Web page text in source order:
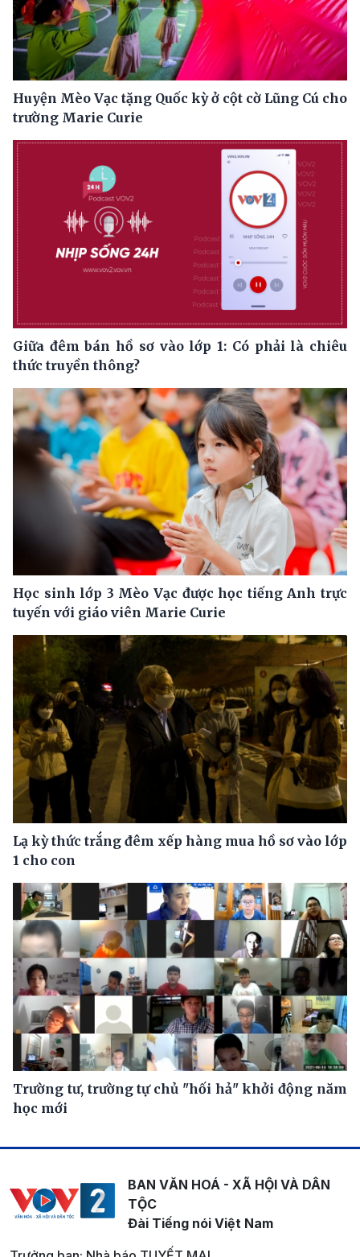
Huyện Mèo Vạc tặng Quốc kỳ ở cột cờ Lũng Cú cho
trường Marie Curie
Giữa đêm bán hồ sơ vào lớp 1: Có phải là chiêu
thức truyền thông?
Học sinh lớp 3 Mèo Vạc được học tiếng Anh trực
tuyến với giáo viên Marie Curie
Lạ kỳ thức trắng đêm xếp hàng mua hồ sơ vào lớp
1 cho con
Trường tư, trường tự chủ "hối hả" khởi động năm
học mới
BAN VĂN HOÁ - XÃ HỘI VÀ DÂN
TỘC
Đài Tiếng nói Việt Nam